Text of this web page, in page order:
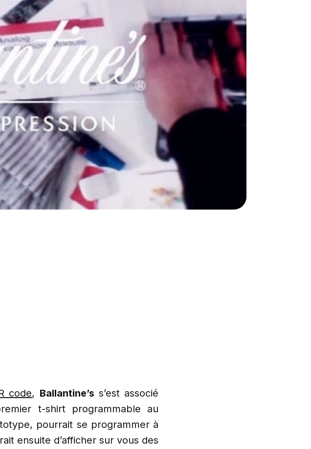
code, Ballantine’s s’est associé
t-shirt programmable au
pourrait se programmer à
ensuite d’afficher sur vous des